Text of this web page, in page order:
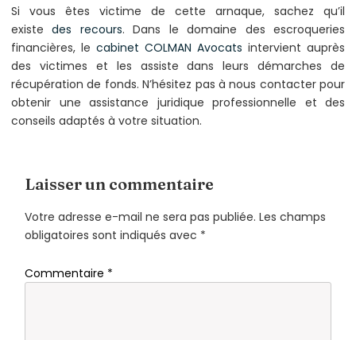
Si vous êtes victime de cette arnaque, sachez qu’il
existedes recours. Dans le domaine des escroqueries
financières, le cabinet COLMAN Avocats intervient auprès
des victimes et les assiste dans leurs démarches de
récupération de fonds. N’hésitez pas à nous contacter pour
obtenir une assistance juridique professionnelle et des
conseils adaptés à votre situation.
Laisser un commentaire
Votre adresse e-mail ne sera pas publiée. Les champs
obligatoires sont indiqués avec *
Commentaire *